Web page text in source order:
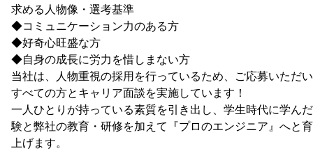
求める人物像・選考基準
◆コミュニケーション力のある方
◆好奇心旺盛な方
◆自身の成長に労力を惜しまない方
当社は、人物重視の採用を行っているため、ご応募いただ
すべての方とキャリア面談を実施しています！
一人ひとりが持っている素質を引き出し、学生時代に学ん
験と弊社の教育・研修を加えて『プロのエンジニア』へと
上げます。